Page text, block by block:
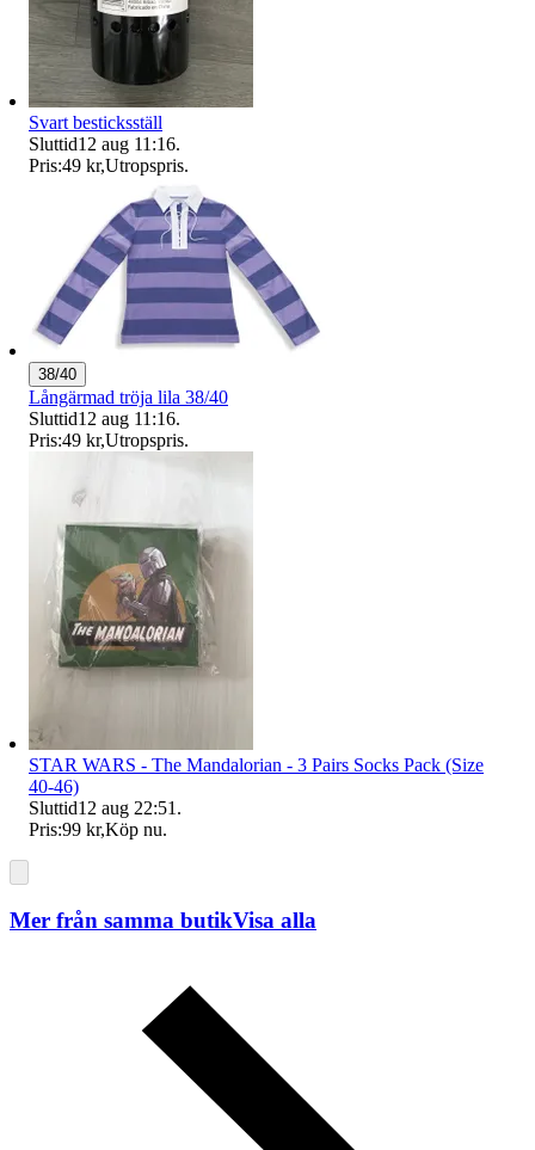
Svart besticksställ
Sluttid12 aug 11:16.
Pris:49 kr,Utropspris.
38/40
Långärmad tröja lila 38/40
Sluttid12 aug 11:16.
Pris:49 kr,Utropspris.
STAR WARS - The Mandalorian - 3 Pairs Socks Pack (Size
40-46)
Sluttid12 aug 22:51 .
Pris:99 kr,Köp nu.
Mer från samma butikVisa alla